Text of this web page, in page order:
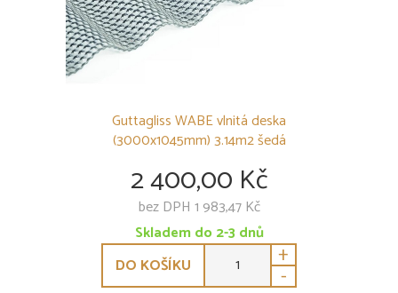
Guttagliss WABE vlnitá deska
(3000x1045mm) 3.14m2 šedá
2 400,00 Kč
bez DPH 1 983,47 Kč
Skladem do 2-3 dnů
DO KOŠÍKU
+
-